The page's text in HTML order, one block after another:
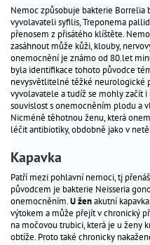
a
doba
po
porodu
postava
po
těhotenství
a
porodu
Nemoc způsobuje bakterie Borrelia
vyvolavateli syfilis, Treponema
přenosem z přisátého klíštěte.
zasáhnout může kůži, klouby,
onemocnění je známo od 80.let
byla identifikace tohoto původce
nevysvětlitelné těžké neurologické
vyvolavatele a tudíž se mohly začít
souvislost s onemocněním plodu a
Nicméně těhotnou ženu, která
léčit antibiotiky, obdobně jako v
Kapavka
Patří mezi pohlavní nemoci, tj
původcem je bakterie Neisseria
onemocněním. U ženakutní
výtokem a může přejít v chronický
na močovou trubici, která je u ženy
obtíže. Proto také chronicky